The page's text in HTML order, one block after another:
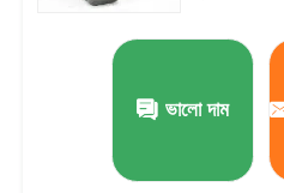
ওম্রন পিএলসি পার্টস
ভালো দাম